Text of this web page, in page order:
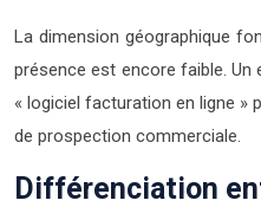
La dimension géographique
présence est encore faible. Un
« logiciel facturation en ligne
de prospection commerciale.
Différenciation